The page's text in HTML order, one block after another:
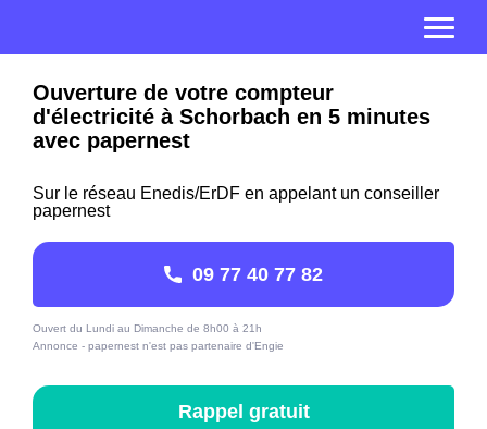
Ouverture de votre compteur
d'électricité à Schorbach en 5 minutes
avec papernest
Sur le réseau Enedis/ErDF en appelant un conseiller
papernest
09 77 40 77 82
Ouvert du Lundi au Dimanche de 8h00 à 21h
Annonce - papernest n'est pas partenaire d'Engie
Rappel gratuit